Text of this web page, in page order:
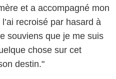
et a accompagné mon
recroisé par hasard à
souviens que je me suis
chose sur cet
destin."